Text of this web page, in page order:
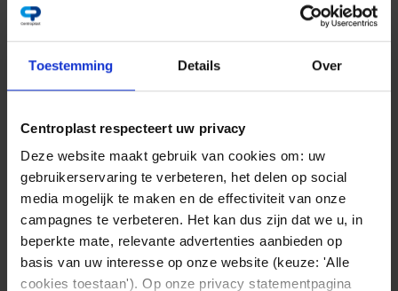
Toestemming Details Over
Centroplast respecteert uw privacy
Deze website maakt gebruik van cookies om: uw
gebruikerservaring te verbeteren, het delen op social
media mogelijk te maken en de effectiviteit van onze
campagnes te verbeteren. Het kan dus zijn dat we u, in
beperkte mate, relevante advertenties aanbieden op
basis van uw interesse op onze website (keuze: 'Alle
cookies toestaan'). Op onze privacy statementpagina
traditionellen Bewerbungswege per Post oder
E-Mail anbewerbung@centroplast.deoffen.
Anschreiben
Als anerkannter Ausbildungsbetrieb sind wir
stolzes Mitglied im Beruflichen Ausbildungs-
Netzwerk im Gewerbebereich – kurz BANG.
Möchtest du mehr über BANG erfahren?